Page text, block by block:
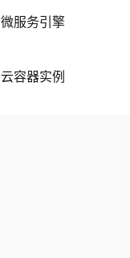
微服务引擎
云容器实例